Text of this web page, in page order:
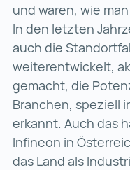
und waren, wie
In den letzten
auch die
weiterentwickelt,
gemacht, die
Branchen, speziell
erkannt. Auch das
Infineon in
das Land als